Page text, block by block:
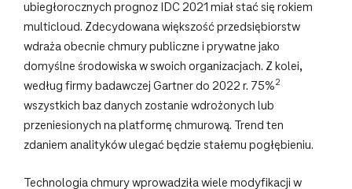
ubiegłorocznych prognoz IDC 2021 miał stać się rokiem
multicloud. Zdecydowana większość przedsiębiorstw
wdraża obecnie chmury publiczne i prywatne jako
domyślne środowiska w swoich organizacjach. Z kolei,
według firmy badawczej Gartner do 2022 r. 75%2
wszystkich baz danych zostanie wdrożonych lub
przeniesionych na platformę chmurową. Trend ten
zdaniem analityków ulegać będzie stałemu pogłębieniu.
Technologia chmury wprowadziła wiele modyfikacji w